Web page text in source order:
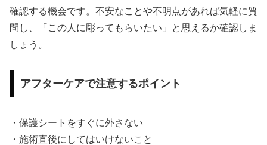
確認する機会です。不安なことや不明点があれば気軽に質
問し、「この人に彫ってもらいたい」と思えるか確認しま
しょう。
アフターケアで注意するポイント
・保護シートをすぐに外さない
・施術直後にしてはいけないこと